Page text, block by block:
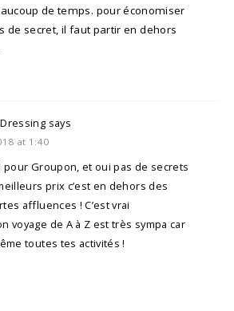
de temps. pour économiser
de secret, il faut partir en dehors
says
at 1:40
pour Groupon, et oui pas de secrets
prix c’est en dehors des
affluences ! C’est vrai
voyage de A à Z est très sympa car
toutes tes activités !